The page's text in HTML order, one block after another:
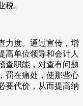
税。
力度。通过宣传，增
高单位领导和会计人
查职能，对查有问题
罚在痛处，使那些心
要代价，从而提高纳